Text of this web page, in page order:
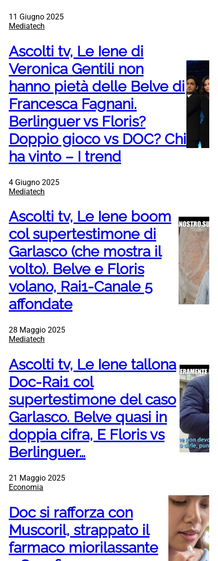
11 Giugno 2025
Mediatech
Ascolti tv, Le Iene di
Veronica Gentili non
hanno pietà delle Belve di
Francesca Fagnani.
Berlinguer vs Floris?
Doppio gioco vs DOC? Chi
ha vinto – I trend
4 Giugno 2025
Mediatech
Ascolti tv, Le Iene boom
col supertestimone di
Garlasco (che mostra il
volto). Belve e Floris
volano, Rai1-Canale 5
affondate
28 Maggio 2025
Mediatech
Ascolti tv, Le Iene tallona
Doc-Rai1 col
supertestimone del caso
Garlasco. Belve quasi in
doppia cifra, E Floris vs
Berlinguer…
21 Maggio 2025
Economia
Doc si rafforza con
Muscoril, strappato il
farmaco miorilassante